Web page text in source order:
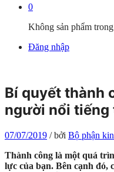
0
Không sản phẩm
Đăng nhập
Bí quyết thành
người nổi tiếng
07/07/2019 /bởi Bộ phận
Thành công là một quá
lực của bạn. Bên cạnh đó,